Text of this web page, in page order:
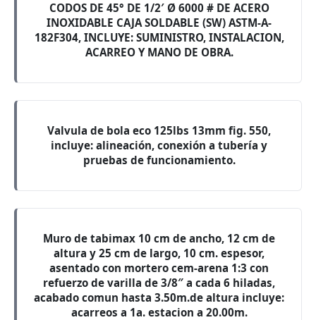
CODOS DE 45° DE 1/2′ Ø 6000 # DE ACERO
INOXIDABLE CAJA SOLDABLE (SW) ASTM-A-
182F304, INCLUYE: SUMINISTRO, INSTALACION,
ACARREO Y MANO DE OBRA.
Valvula de bola eco 125lbs 13mm fig. 550,
incluye: alineación, conexión a tubería y
pruebas de funcionamiento.
Muro de tabimax 10 cm de ancho, 12 cm de
altura y 25 cm de largo, 10 cm. espesor,
asentado con mortero cem-arena 1:3 con
refuerzo de varilla de 3/8″ a cada 6 hiladas,
acabado comun hasta 3.50m.de altura incluye:
acarreos a 1a. estacion a 20.00m.